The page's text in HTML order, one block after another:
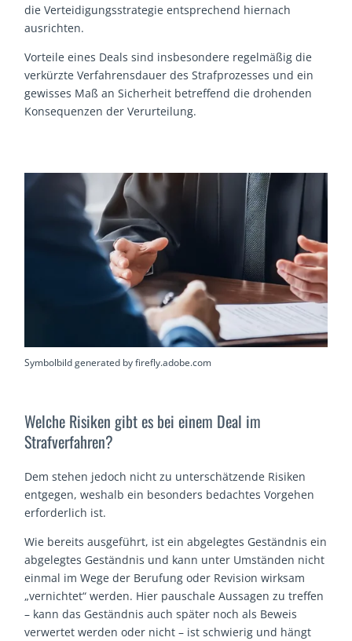
die Verteidigungsstrategie entsprechend hiernach
ausrichten.
Vorteile eines Deals sind insbesondere regelmäßig die
verkürzte Verfahrensdauer des Strafprozesses und ein
gewisses Maß an Sicherheit betreffend die drohenden
Konsequenzen der Verurteilung.
Symbolbild generated by firefly.adobe.com
Welche Risiken gibt es bei einem Deal im
Strafverfahren?
Dem stehen jedoch nicht zu unterschätzende Risiken
entgegen, weshalb ein besonders bedachtes Vorgehen
erforderlich ist.
Wie bereits ausgeführt, ist ein abgelegtes Geständnis ein
abgelegtes Geständnis und kann unter Umständen nicht
einmal im Wege der Berufung oder Revision wirksam
„vernichtet“ werden. Hier pauschale Aussagen zu treffen
– kann das Geständnis auch später noch als Beweis
verwertet werden oder nicht – ist schwierig und hängt